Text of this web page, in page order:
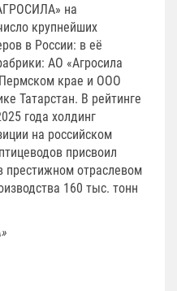
на
крупнейших
в России: в её
АО «Агросила
крае и ООО
Татарстан. В рейтинге
года холдинг
на российском
присвоил
престижном отраслевом
160 тыс. тонн